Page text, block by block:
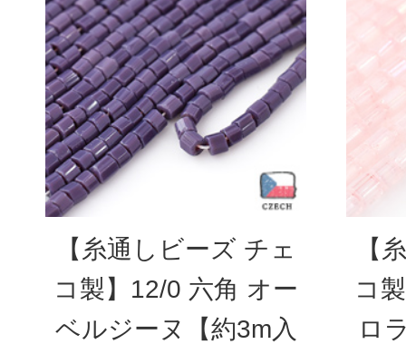
【糸通しビーズ チェ
コ製】12/0 六角 オー
ベルジーヌ【約3m入
【
コ
ロ